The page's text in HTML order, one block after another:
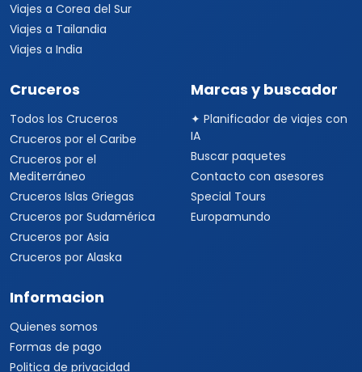
Viajes a Corea del Sur
Viajes a Tailandia
Viajes a India
Cruceros
Todos los Cruceros
Cruceros por el Caribe
Cruceros por el
Mediterráneo
Cruceros Islas Griegas
Cruceros por Sudamérica
Cruceros por Asia
Cruceros por Alaska
Marcas y buscador
✦ Planificador de viajes con
IA
Buscar paquetes
Contacto con asesores
Special Tours
Europamundo
Informacion
Quienes somos
Formas de pago
Politica de privacidad